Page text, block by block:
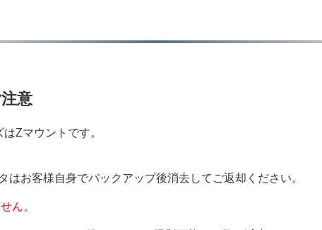
意
Zマウントです。
お客様自身でバックアップ後消去してご返却ください。
ん。